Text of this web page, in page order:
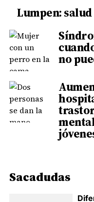
Lumpen:
no
Sacadudas